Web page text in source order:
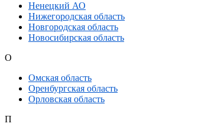
Ненецкий АО
Нижегородская область
Новгородская область
Новосибирская область
О
Омская область
Оренбургская область
Орловская область
П